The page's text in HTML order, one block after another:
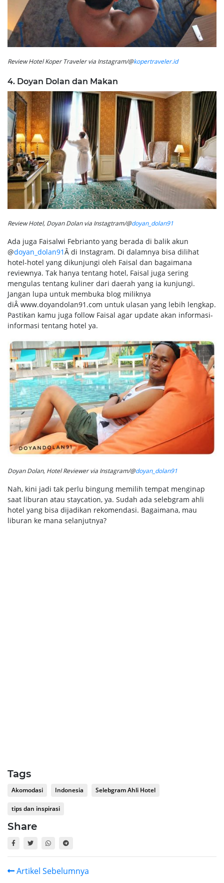
Review Hotel Koper Traveler via Instagram/@kopertraveler.id
4. Doyan Dolan dan Makan
Review Hotel, Doyan Dolan via Instagtram/@doyan_dolan91
Ada juga Faisalwi Febrianto yang berada di balik akun
@doyan_dolan91Â di Instagram. Di dalamnya bisa dilihat
hotel-hotel yang dikunjungi oleh Faisal dan bagaimana
reviewnya. Tak hanya tentang hotel, Faisal juga sering
mengulas tentang kuliner dari daerah yang ia kunjungi.
Jangan lupa untuk membuka blog miliknya
diÂ www.doyandolan91.com untuk ulasan yang lebih lengkap.
Pastikan kamu juga follow Faisal agar update akan informasi-
informasi tentang hotel ya.
Doyan Dolan, Hotel Reviewer via Instagram/@doyan_dolan91
Nah, kini jadi tak perlu bingung memilih tempat menginap
saat liburan atau staycation, ya. Sudah ada selebgram ahli
hotel yang bisa dijadikan rekomendasi. Bagaimana, mau
liburan ke mana selanjutnya?
Tags
Akomodasi Indonesia Selebgram Ahli Hotel
tips dan inspirasi
Share
Artikel Sebelumnya